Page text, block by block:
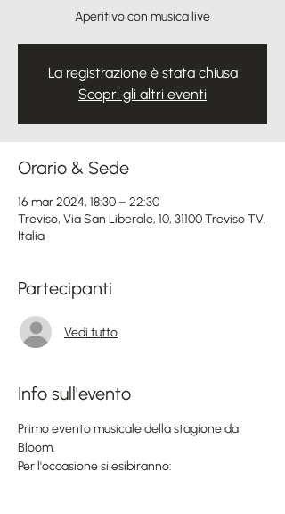
Aperitivo con musica live
La registrazione è stata chiusa
Scopri gli altri eventi
Orario & Sede
16 mar 2024, 18:30 – 22:30
Treviso, Via San Liberale, 10, 31100 Treviso TV,
Italia
Partecipanti
Vedi tutto
Info sull'evento
Primo evento musicale della stagione da
Bloom.
Per l'occasione si esibiranno: